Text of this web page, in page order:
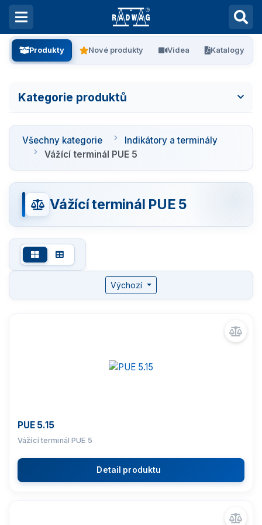
Produkty Nové produkty Videa Katalogy
Kategorie produktů
Všechny kategorie
Laboratorní váhy
Vážení filtrů
Vážení stentů
Kalibrace pipet
Komparátory hmotnosti
Váhy s certifikací ATEX
Všechny kategorie
Indikátory a terminály
Vážící terminál PUE 5
Vážící terminál PUE 5
Výchozí
PUE 5.15
Vážící terminál PUE 5
Detail produktu